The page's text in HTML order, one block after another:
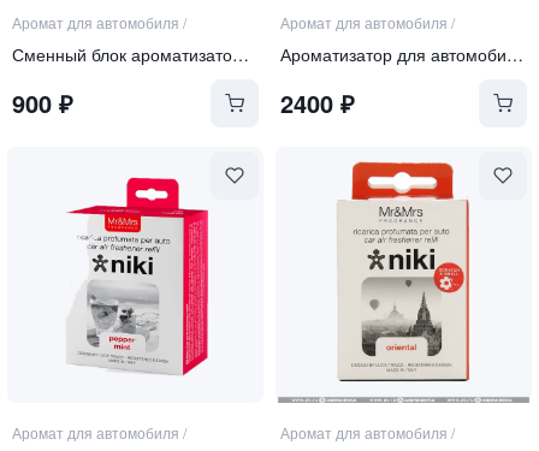
Аромат для автомобиля /
Сменный блок ароматизатора "GARDENIA OF TAHITI"
900 ₽
Аромат для автомобиля /
Ароматизатор для автомобиля розовый "GARDENIA OF TAHITI"
2400₽
Аромат для автомобиля / Аромат для автомобиля /